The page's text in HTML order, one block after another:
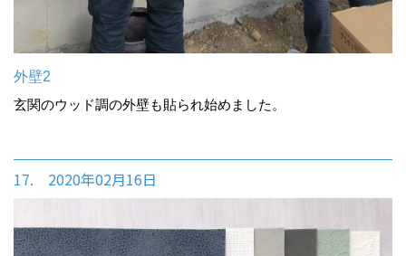
外壁2
玄関のウッド調の外壁も貼られ始めました。
17. 2020年02月16日